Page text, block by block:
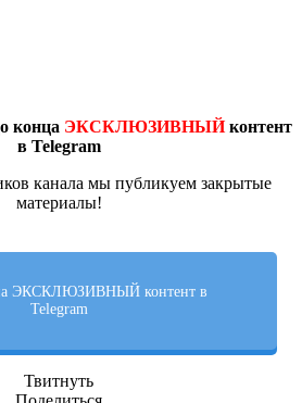
конца ЭКСКЛЮЗИВНЫЙконтент
в Telegram
канала мы публикуем закрытые
материалы!
ЭКСКЛЮЗИВНЫЙ контент в
Telegram
Твитнуть